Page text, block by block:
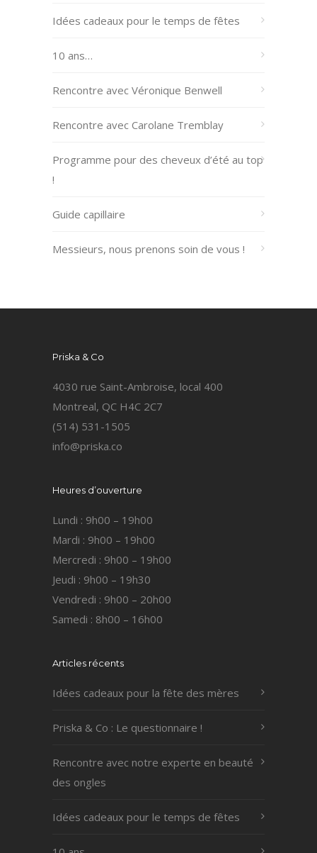
Idées cadeaux pour le temps de fêtes
10 ans…
Rencontre avec Véronique Benwell
Rencontre avec Carolane Tremblay
Programme pour des cheveux d’été au top
!
Guide capillaire
Messieurs, nous prenons soin de vous !
Priska & Co
4030 rue Saint-Ambroise, local 400
Montreal, QC H4C 2C7
(514) 531-1505
info@priska.co
Heures d’ouverture
Lundi : 9h00 – 19h00
Mardi : 9h00 – 19h00
Mercredi : 9h00 – 19h00
Jeudi : 9h00 – 19h30
Vendredi : 9h00 – 20h00
Samedi : 8h00 – 16h00
Articles récents
Idées cadeaux pour la fête des mères
Priska & Co : Le questionnaire !
Rencontre avec notre experte en beauté
des ongles
Idées cadeaux pour le temps de fêtes